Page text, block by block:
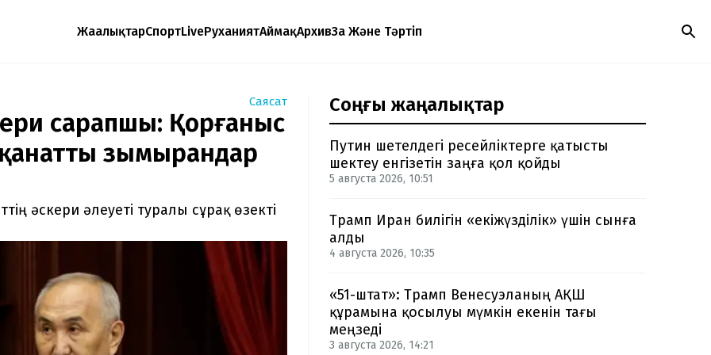
ЖаңалықтарСпортLiveРуханиятАймақАрхивЗаң Және Тәртіп
Саясат
сарапшы: Қорғаныс
қанатты зымырандар
әскери әлеуеті туралы сұрақ өзекті
Соңғы жаңалықтар
Путин шетелдегі ресейліктерге қатысты
шектеу енгізетін заңға қол қойды
5 августа 2026, 10:51
Трамп Иран билігін «екіжүзділік» үшін сынға
алды
4 августа 2026, 10:35
«51-штат»: Трамп Венесуэланың АҚШ
құрамына қосылуы мүмкін екенін тағы
меңзеді
3 августа 2026, 14:21